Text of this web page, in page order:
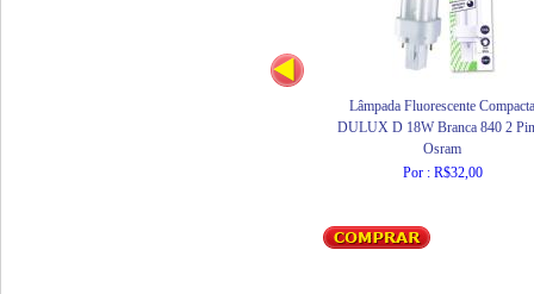
Lâmpada Fluorescente Compacta
DULUX D 18W Branca 840 2
Osram
Por : R$32,00